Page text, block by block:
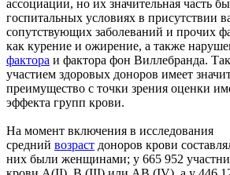
ассоциации, но их значительная часть
госпитальных условиях в присутствии
сопутствующих заболеваний и прочих
как курение и ожирение, а также
фактора и фактора фон Виллебранда.
участием здоровых доноров имеет
преимущество с точки зрения оценки
эффекта групп крови.
На момент включения в исследования
средний возраст доноров крови
них были женщинами; у 665 952